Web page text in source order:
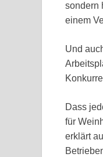
sondern
einem
Und
Dass
für
erklärt